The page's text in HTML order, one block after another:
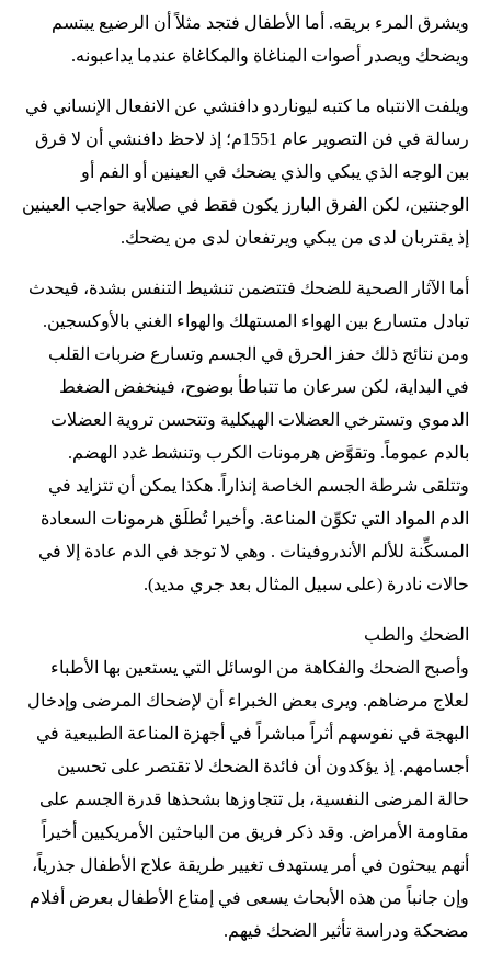
ويشرق المرء بريقه. أما الأطفال فتجد مثلاً أن الرضيع يبتسم
ويضحك ويصدر أصوات المناغاة والمكاغاة عندما يداعبونه.
ويلفت الانتباه ما كتبه ليوناردو دافنشي عن الانفعال الإنساني في
رسالة في فن التصوير عام 1551م؛ إذ لاحظ دافنشي أن لا فرق
بين الوجه الذي يبكي والذي يضحك في العينين أو الفم أو
الوجنتين، لكن الفرق البارز يكون فقط في صلابة حواجب العينين
إذ يقتربان لدى من يبكي ويرتفعان لدى من يضحك.
أما الآثار الصحية للضحك فتتضمن تنشيط التنفس بشدة، فيحدث
تبادل متسارع بين الهواء المستهلك والهواء الغني بالأوكسجين.
ومن نتائج ذلك حفز الحرق في الجسم وتسارع ضربات القلب
في البداية، لكن سرعان ما تتباطأ بوضوح، فينخفض الضغط
الدموي وتسترخي العضلات الهيكلية وتتحسن تروية العضلات
بالدم عموماً. وتقوَّض هرمونات الكرب وتنشط غدد الهضم.
وتتلقى شرطة الجسم الخاصة إنذاراً. هكذا يمكن أن تتزايد في
الدم المواد التي تكوِّن المناعة. وأخيرا تُطلَق هرمونات السعادة
المسكِّنة للألم الأندروفينات . وهي لا توجد في الدم عادة إلا في
حالات نادرة (على سبيل المثال بعد جري مديد).
الضحك والطب
وأصبح الضحك والفكاهة من الوسائل التي يستعين بها الأطباء
لعلاج مرضاهم. ويرى بعض الخبراء أن لإضحاك المرضى وإدخال
البهجة في نفوسهم أثراً مباشراً في أجهزة المناعة الطبيعية في
أجسامهم. إذ يؤكدون أن فائدة الضحك لا تقتصر على تحسين
حالة المرضى النفسية، بل تتجاوزها بشحذها قدرة الجسم على
مقاومة الأمراض. وقد ذكر فريق من الباحثين الأمريكيين أخيراً
أنهم يبحثون في أمر يستهدف تغيير طريقة علاج الأطفال جذرياً،
وإن جانباً من هذه الأبحاث يسعى في إمتاع الأطفال بعرض أفلام
مضحكة ودراسة تأثير الضحك فيهم.